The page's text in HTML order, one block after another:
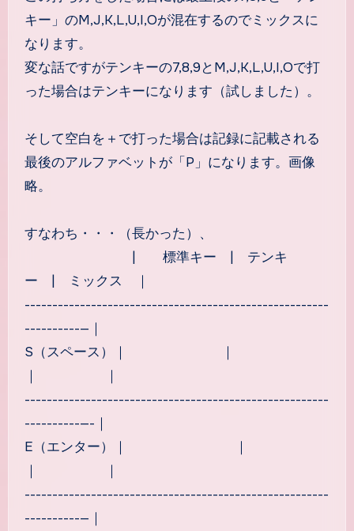
キー」のM,J,K,L,U,I,Oが混在するのでミックスに
なります。
変な話ですがテンキーの7,8,9とM,J,K,L,U,I,Oで打
った場合はテンキーになります（試しました）。
そして空白を＋で打った場合は記録に記載される
最後のアルファベットが「P」になります。画像
略。
すなわち・・・（長かった）、
| 標準キー | テンキ
ー | ミックス ｜
-------------------------------------------------------
----------—｜
S（スペース）｜ ｜
｜ ｜
-------------------------------------------------------
----------—-｜
E（エンター）｜ ｜
｜ ｜
-------------------------------------------------------
----------—｜